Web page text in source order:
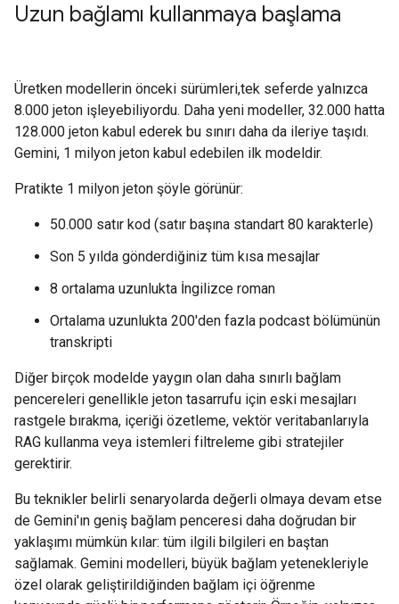
Uzun bağlamı kullanmaya başlama
Üretken modellerin önceki sürümleri,tek seferde yalnızca
8.000 jeton işleyebiliyordu. Daha yeni modeller, 32.000 hatta
128.000 jeton kabul ederek bu sınırı daha da ileriye taşıdı.
Gemini, 1 milyon jeton kabul edebilen ilk modeldir.
Pratikte 1 milyon jeton şöyle görünür:
50.000 satır kod (satır başına standart 80 karakterle)
Son 5 yılda gönderdiğiniz tüm kısa mesajlar
8 ortalama uzunlukta İngilizce roman
Ortalama uzunlukta 200'den fazla podcast bölümünün
transkripti
Diğer birçok modelde yaygın olan daha sınırlı bağlam
pencereleri genellikle jeton tasarrufu için eski mesajları
rastgele bırakma, içeriği özetleme, vektör veritabanlarıyla
RAG kullanma veya istemleri filtreleme gibi stratejiler
gerektirir.
Bu teknikler belirli senaryolarda değerli olmaya devam etse
de Gemini'ın geniş bağlam penceresi daha doğrudan bir
yaklaşımı mümkün kılar: tüm ilgili bilgileri en baştan
sağlamak. Gemini modelleri, büyük bağlam yetenekleriyle
özel olarak geliştirildiğinden bağlam içi öğrenme